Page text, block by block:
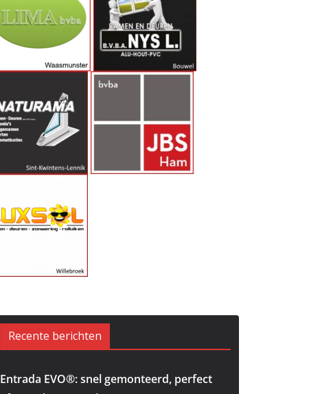
Recente berichten
Entrada EVO®: snel gemonteerd, perfect